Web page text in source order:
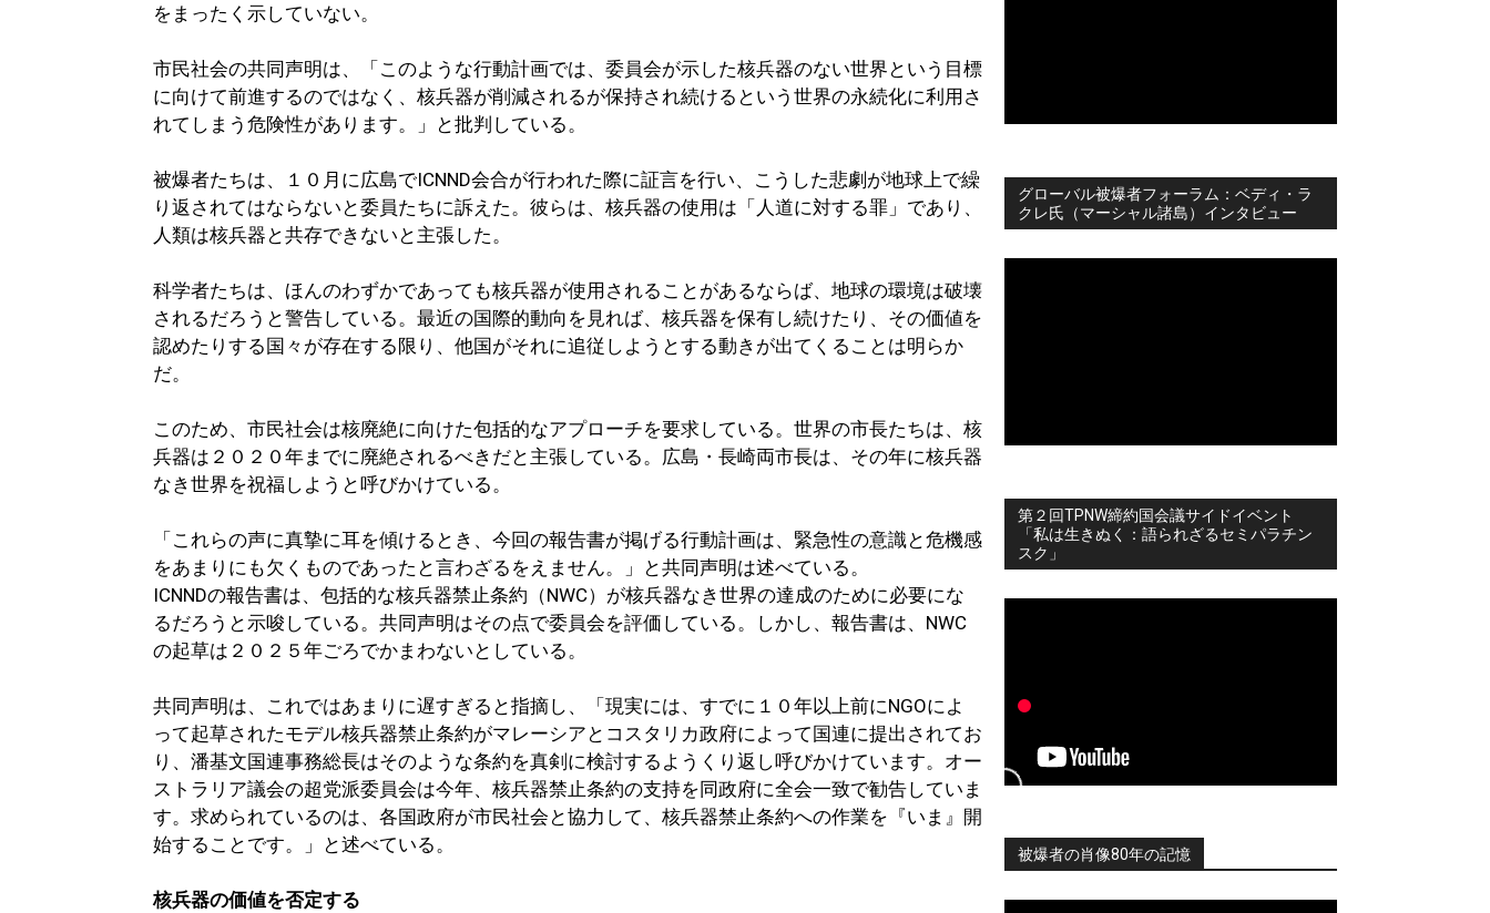
をまったく示していない。
市民社会の共同声明は、「このような行動計画では、委員会が示した核兵器のない世界という目標
に向けて前進するのではなく、核兵器が削減されるが保持され続けるという世界の永続化に利用さ
れてしまう危険性があります。」と批判している。
被爆者たちは、１０月に広島でICNND会合が行われた際に証言を行い、こうした悲劇が地球上で繰
り返されてはならないと委員たちに訴えた。彼らは、核兵器の使用は「人道に対する罪」であり、
人類は核兵器と共存できないと主張した。
科学者たちは、ほんのわずかであっても核兵器が使用されることがあるならば、地球の環境は破壊
されるだろうと警告している。最近の国際的動向を見れば、核兵器を保有し続けたり、その価値を
認めたりする国々が存在する限り、他国がそれに追従しようとする動きが出てくることは明らか
だ。
このため、市民社会は核廃絶に向けた包括的なアプローチを要求している。世界の市長たちは、核
兵器は２０２０年までに廃絶されるべきだと主張している。広島・長崎両市長は、その年に核兵器
なき世界を祝福しようと呼びかけている。
「これらの声に真摯に耳を傾けるとき、今回の報告書が掲げる行動計画は、緊急性の意識と危機感
をあまりにも欠くものであったと言わざるをえません。」と共同声明は述べている。
ICNNDの報告書は、包括的な核兵器禁止条約（NWC）が核兵器なき世界の達成のために必要にな
るだろうと示唆している。共同声明はその点で委員会を評価している。しかし、報告書は、NWC
の起草は２０２５年ごろでかまわないとしている。
共同声明は、これではあまりに遅すぎると指摘し、「現実には、すでに１０年以上前にNGOによ
って起草されたモデル核兵器禁止条約がマレーシアとコスタリカ政府によって国連に提出されてお
り、潘基文国連事務総長はそのような条約を真剣に検討するようくり返し呼びかけています。オー
ストラリア議会の超党派委員会は今年、核兵器禁止条約の支持を同政府に全会一致で勧告していま
す。求められているのは、各国政府が市民社会と協力して、核兵器禁止条約への作業を『いま』開
始することです。」と述べている。
核兵器の価値を否定する
グローバル被爆者フォーラム：ベディ・ラ
クレ氏（マーシャル諸島）インタビュー
第２回TPNW締約国会議サイドイベント
「私は生きぬく：語られざるセミパラチン
スク」
被爆者の肖像80年の記憶